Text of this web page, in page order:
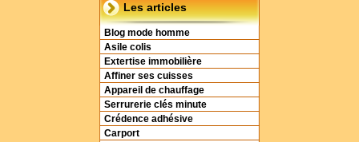
Les articles
Blog mode homme
Asile colis
Extertise immobilière
Affiner ses cuisses
Appareil de chauffage
Serrurerie clés minute
Crédence adhésive
Carport